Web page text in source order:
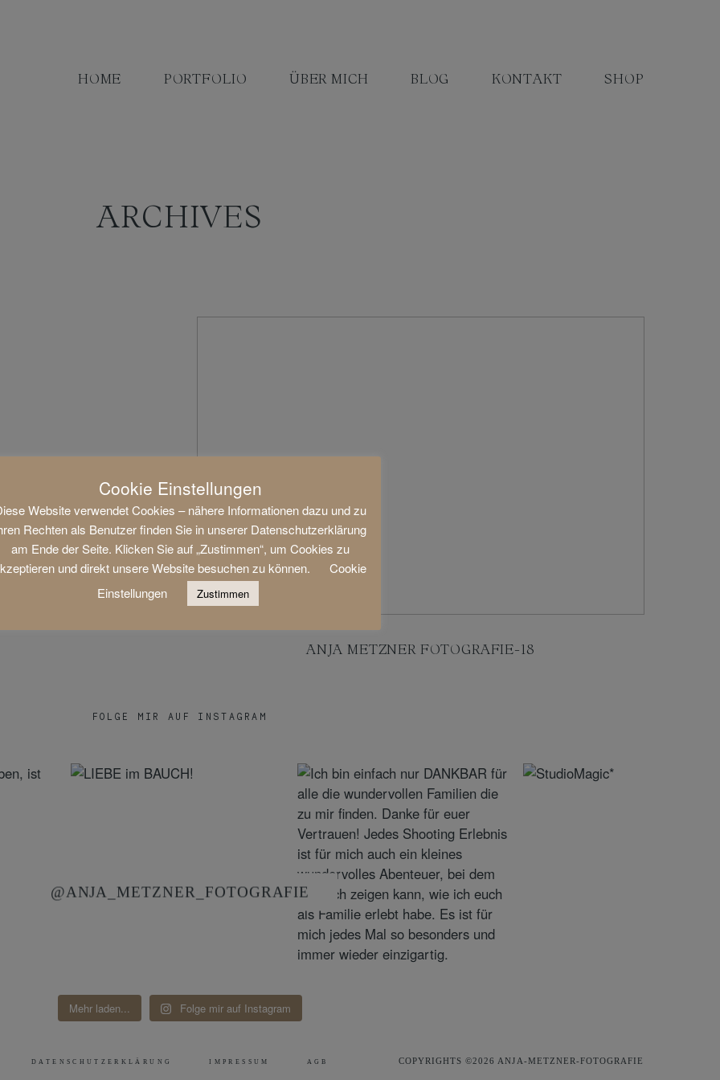
HOME PORTFOLIO ÜBER MICH BLOG KONTAKT SHOP
ARCHIVES
ANJA METZNER FOTOGRAFIE-18
FOLGE MIR AUF INSTAGRAM
@ANJA_METZNER_FOTOGRAFIE
Mehr laden... Folge mir auf Instagram
DATENSCHUTZERKLÄRUNG IMPRESSUM AGB COPYRIGHTS ©2026 ANJA-METZNER-FOTOGRAFIE
Cookie Einstellungen
Website verwendet Cookies – nähere Informationen dazu und zu
Rechten als Benutzer finden Sie in unserer Datenschutzerklärung
am Ende der Seite. Klicken Sie auf „Zustimmen“, um Cookies zu
und direkt unsere Website besuchen zu können.
Cookie
Einstellungen
Zustimmen